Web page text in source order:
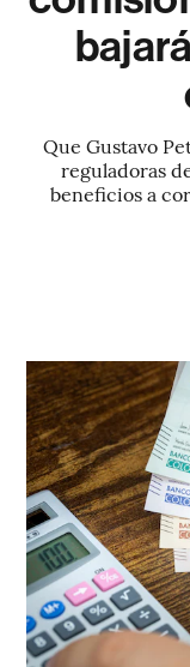
Que Gustavo
reguladoras
beneficios a